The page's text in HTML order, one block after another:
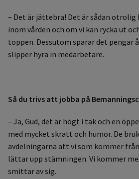
– Det är jättebra! Det är sådan
inom vården och om vi kan rycka ut
toppen. Dessutom sparar det pengar
slipper hyra in medarbetare.
Så du trivs att jobba på
– Ja, Gud, det är högt i tak och en
med mycket skratt och humor. De
avdelningarna att vi som kommer
lättar upp stämningen. Vi kommer
smittar av sig.